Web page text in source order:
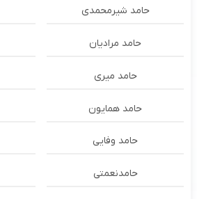
حامد شیرمحمدی
حامد مرادیان
حامد میری
حامد همایون
حامد وفایی
حامدنعمتی